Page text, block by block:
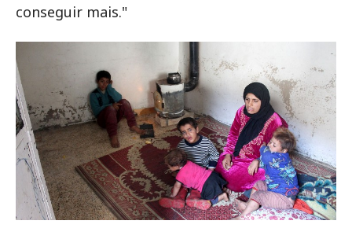
conseguir mais."